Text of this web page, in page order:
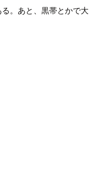
。あと、黒帯とかで大